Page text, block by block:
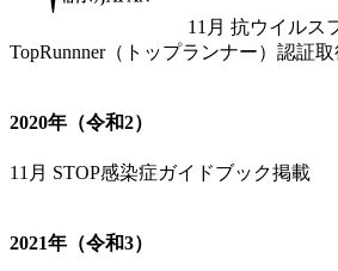
11月 抗ウイルス
TopRunnner（トップランナー）認証
2020年（令和2）
11月 STOP感染症ガイドブック掲載
2021年（令和3）